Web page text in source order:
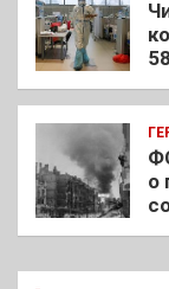
о